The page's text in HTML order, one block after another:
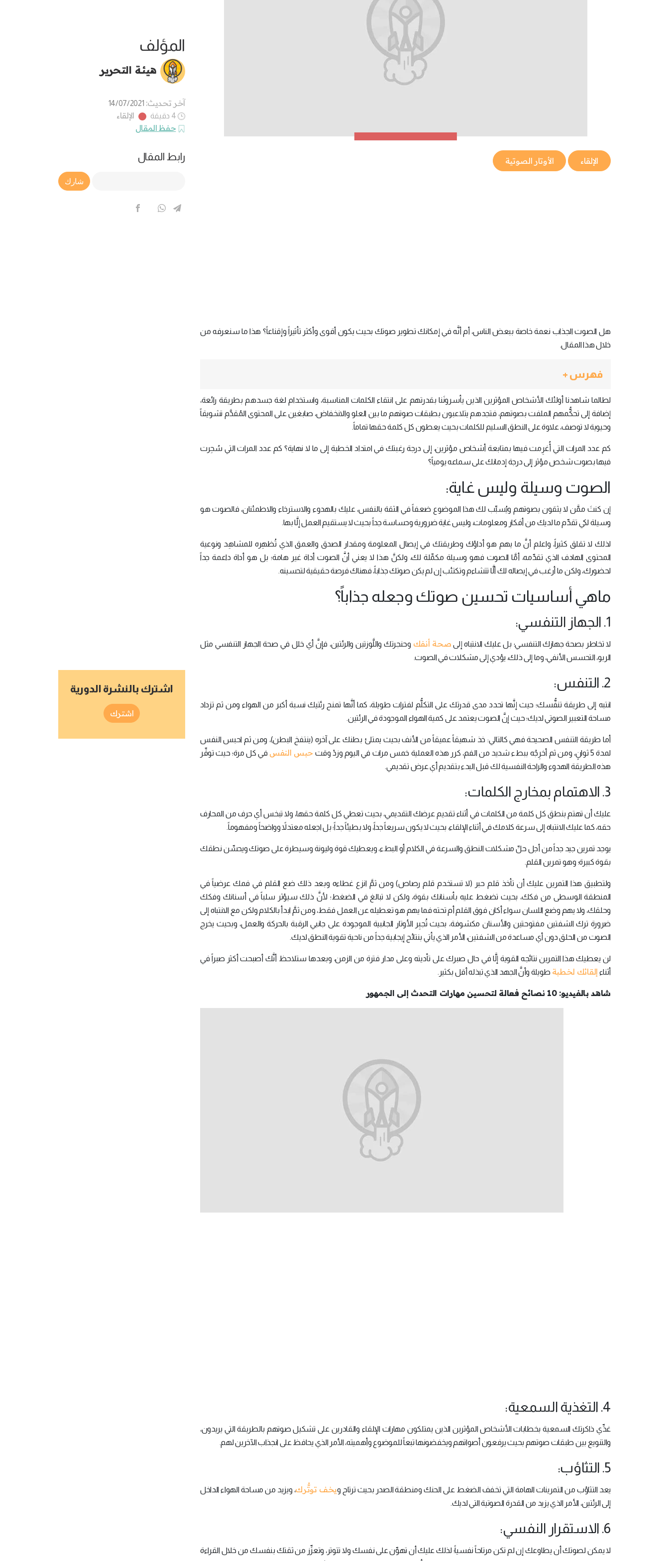
الإلقاء الأوتار الصوتية
هل الصوت الجذاب نعمة خاصة ببعض الناس، أم أنَّه في إمكانك تطوير صوتك بحيث يكون أقوى وأكثر تأثيراً وإقناعاً؟ هذا ما سنعرفه من
خلال هذا المقال.
المؤلف
هيئة التحرير
آخر تحديث: 14/07/2021
4 دقيقة
الإلقاء
حفظ المقال
رابط المقال
Article Link
شارك
فهرس +
لطالما شاهدنا أولئك الأشخاص المؤثرين الذين يأسرونَنا بقدرتهم على انتقاء الكلمات المناسبة، واستخدام لغة جسدهم بطريقة رائعة،
إضافة إلى تحكُّمهم الملفت بصوتهم، فتجدهم يتلاعبون بطبقات صوتهم ما بين العلو والانخفاض، صابغين على المحتوى المُقدَّم تشويقاً
وحيوية لا توصف، علاوة على النطق السليم للكلمات بحيث يعطون كل كلمة حقها تماماً.
كم عدد المرات التي أُغرِمت فيها بمتابعة أشخاص مؤثرين، إلى درجة رغبتك في امتداد الخطبة إلى ما لا نهاية؟ كم عدد المرات التي سُحِرت
فيها بصوت شخص مؤثر إلى درجة إدمانك على سماعه يومياً؟
الصوت وسيلة وليس غاية:
إن كنتَ ممَّن لا يثقون بصوتهم ويُسبِّب لك هذا الموضوع ضعفاً في الثقة بالنفس، عليك بالهدوء والاسترخاء والاطمئنان، فالصوت هو
وسيلة لكي تقدِّم ما لديك من أفكار ومعلومات، وليس غاية ضرورية وحساسة جداً بحيث لا يستقيم العمل إلَّا بها.
لذلك لا تقلق كثيراً، واعلم أنَّ ما يهم هو أداؤك وطريقتك في إيصال المعلومة ومقدار الصدق والعمق الذي تُظهِره للمشاهِد ونوعية
المحتوى الهادف الذي تقدِّمه، أمَّا الصوت فهو وسيلة مكمِّلة لك، ولكنَّ هذا لا يعني أنَّ الصوت أداة غير هامة؛ بل هو أداة داعمة جداً
لحضورك، ولكن ما أرغب في إيصاله لك ألَّا تتشاءم وتكتئب إن لم يكن صوتك جذاباً، فهناك فرصة حقيقية لتحسينه.
ماهي أساسيات تحسين صوتك وجعله جذاباً؟
1. الجهاز التنفسي:
لا تخاطر بصحة جهازك التنفسي؛ بل عليك الانتباه إلى صحة أنفك وحنجرتك واللَّوزتين والرئتين، فإنَّ أي خلل في صحة الجهاز التنفسي مثل
الربو، التحسس الأنفي، وما إلى ذلك، يؤدي إلى مشكلات في الصوت.
2. التنفس:
انتبه إلى طريقة تنفُّسك؛ حيث إنَّها تحدد مدى قدرتك على التكلُّم لفترات طويلة، كما أنَّها تمنح رئتيك نسبة أكبر من الهواء ومن ثم تزداد
مساحة التعبير الصوتي لديك؛ حيث إنَّ الصوت يعتمد على كمية الهواء الموجودة في الرئتين.
أما طريقة التنفس الصحيحة فهي كالتالي: خذ شهيقاً عميقاً من الأنف بحيث يمتلئ بطنك على آخره (ينتفخ البطن)، ومن ثم احبس النفس
لمدة 5 ثوانٍ، ومن ثم أخرِجْه ببطء شديد من الفم، كرر هذه العملية خمس مرات في اليوم وزدْ وقت
حبس النفس في كل مرة؛ حيث توفِّر
هذه الطريقة الهدوء والراحة النفسية لك قبل البدء بتقديم أي عرض تقديمي.
3. الاهتمام بمخارج الكلمات:
عليك أن تهتم بنطق كل كلمة من الكلمات في أثناء تقديم عرضك التقديمي، بحيث تعطي كل كلمة حقها، ولا تبخس أي حرف من المحارف
حقه، كما عليك الانتباه إلى سرعة كلامك في أثناء الإلقاء، بحيث لا يكون سريعاً جداً، ولا بطيئاً جداً؛ بل اجعله معتدلاً وواضحاً ومفهوماً.
يوجد تمرين جيد جداً من أجل حلِّ مشكلات النطق والسرعة في الكلام أو البطء، ويعطيك قوة وليونة وسيطرة على صوتك ويحسِّن نطقك
بقوة كبيرة؛ وهو تمرين القلم.
ولتطبيق هذا التمرين عليك أن تأخذ قلم حبر (لا تستخدم قلم رصاص) ومن ثمَّ انزع غطاءه وبعد ذلك ضع القلم في فمك عرضياً في
المنطقة الوسطى من فكك، بحيث تضغط عليه بأسنانك بقوة، ولكن لا تبالغ في الضغط؛ لأنَّ ذلك سيؤثر سلباً في أسنانك وفكك
وحلقك، ولا يهم وضع اللسان سواء أكان فوق القلم أم تحته فما يهم هو تعطيله عن العمل فقط، ومن ثمَّ ابدأ بالكلام ولكن مع الانتباه إلى
ضرورة ترك الشفتين مفتوحتين والأسنان مكشوفة، بحيث تُجبِر الأوتار الجانبية الموجودة على جانبي الرقبة بالحركة والعمل، وبحيث يخرج
الصوت من الحلق دون أي مساعدة من الشفتين، الأمر الذي يأتي بنتائج إيجابية جداً من ناحية تقوية النطق لديك.
لن يعطيك هذا التمرين نتائجه القوية إلَّا في حال صبرك على تأديته وعلى مدار فترة من الزمن، وبعدها ستلاحظ أنَّك أصبحت أكثر صبراً في
أثناء إلقائك لخطبة طويلة وأنَّ الجهد الذي تبذله أقل بكثير.
شاهد بالفيديو: 10 نصائح فعالة لتحسين مهارات التحدث إلى الجمهور
4. التغذية السمعية:
غذِّي ذاكرتك السمعية بخطابات الأشخاص المؤثرين الذين يمتلكون مهارات الإلقاء والقادرين على تشكيل صوتهم بالطريقة التي يريدون،
والتنويع بين طبقات صوتهم بحيث يرفعون أصواتهم ويخفضونها تبعاً للموضوع وأهميته، الأمر الذي يحافظ على انجذاب الآخرين لهم.
5. التثاؤب:
يعد التثاؤب من التمرينات الهامة التي تخفف الضغط على الحنك ومنطقة الصدر بحيث ترتاح ويخف توتُّرك، ويزيد من مساحة الهواء الداخل
إلى الرئتين، الأمر الذي يزيد من القدرة الصوتية التي لديك.
6. الاستقرار النفسي:
لا يمكن لصوتك أن يطاوعك إن لم تكن مرتاحاً نفسياً؛ لذلك عليك أن تهوِّن على نفسك ولا تتوتر، وتعزِّز من ثقتك بنفسك من خلال القراءة
اشترك بالنشرة الدورية
اشترك